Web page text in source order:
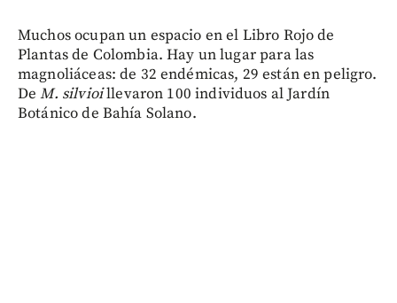
Muchos ocupan un espacio en el Libro Rojo de
Plantas de Colombia. Hay un lugar para las
magnoliáceas: de 32 endémicas, 29 están en peligro.
DeM. silvioillevaron 100 individuos al Jardín
Botánico de Bahía Solano.